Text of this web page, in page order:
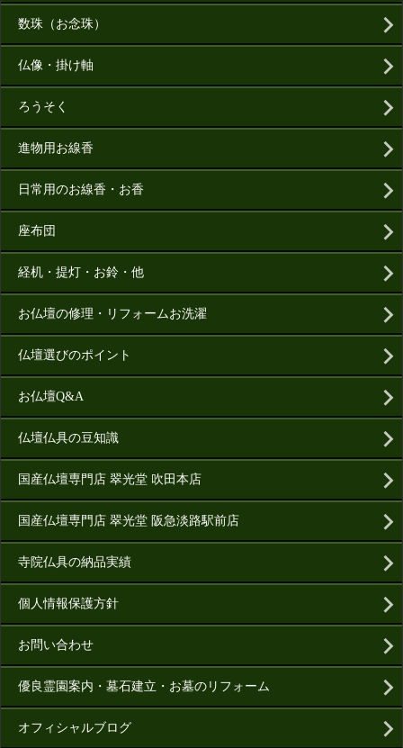
数珠（お念珠）
仏像・掛け軸
ろうそく
進物用お線香
日常用のお線香・お香
座布団
経机・提灯・お鈴・他
お仏壇の修理・リフォームお洗濯
仏壇選びのポイント
お仏壇Q&A
仏壇仏具の豆知識
国産仏壇専門店 翠光堂 吹田本店
国産仏壇専門店 翠光堂 阪急淡路駅前店
寺院仏具の納品実績
個人情報保護方針
お問い合わせ
優良霊園案内・墓石建立・お墓のリフォーム
オフィシャルブログ